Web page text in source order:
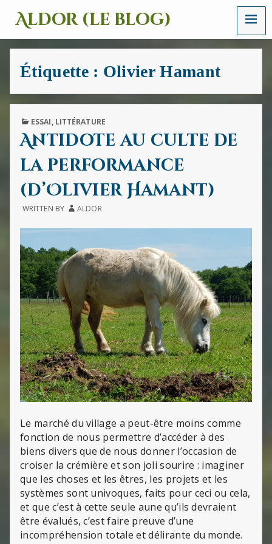
Aldor (le blog)
Un
site
avec
des
des
images
et
des
sons
MENU
Étiquette : Olivier Hamant
PUBLISHED
ESSAI, LITTÉRATURE
Antidote au culte de
la performance
(d’Olivier Hamant)
WRITTEN BY ALDOR
Le marché du village a peut-être moins comme
fonction de nous permettre d’accéder à des
biens divers que de nous donner l’occasion de
croiser la crémière et son joli sourire : imaginer
que les choses et les êtres, les projets et les
systèmes sont univoques, faits pour ceci ou cela,
et que c’est à cette seule aune qu’ils devraient
être évalués, c’est faire preuve d’une
incompréhension totale et délirante du monde.